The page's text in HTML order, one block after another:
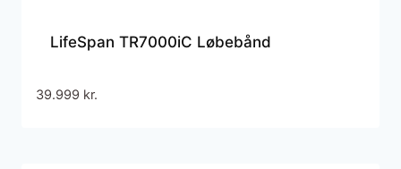
LifeSpan TR7000iC Løbebånd
39.999 kr.